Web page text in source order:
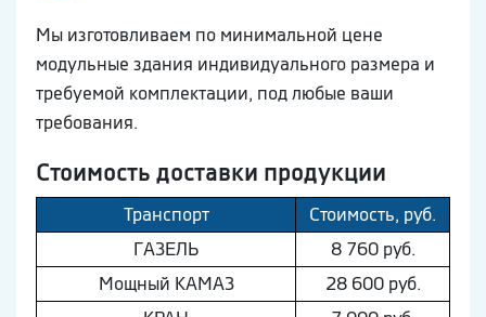
Мы изготовливаем по минимальной цене
модульные здания индивидуального размера и
требуемой комплектации, под любые ваши
требования.
Стоимость доставки продукции
Транспорт
Стоимость, руб.
ГAЗEЛЬ
8 760 руб.
Мощный КAМAЗ
28 600 руб.